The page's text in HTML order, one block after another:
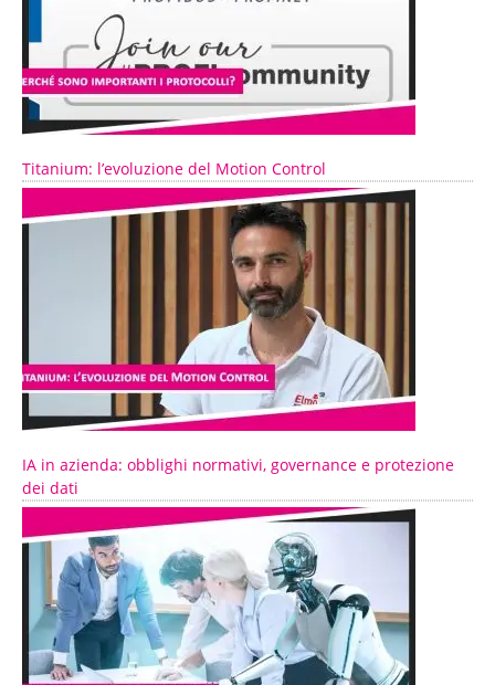
Titanium: l’evoluzione del Motion Control
IA in azienda: obblighi normativi, governance e protezione
dei dati